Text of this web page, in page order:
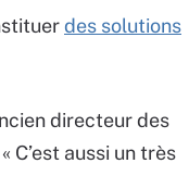
des solutions
directeur des
C’est aussi un très